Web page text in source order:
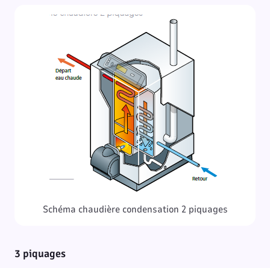
Schéma chaudière condensation 2 piquages
3 piquages